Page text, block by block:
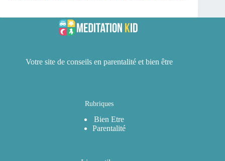
Votre site de conseils en parentalité et bien être
Rubriques
Bien Etre
Parentalité